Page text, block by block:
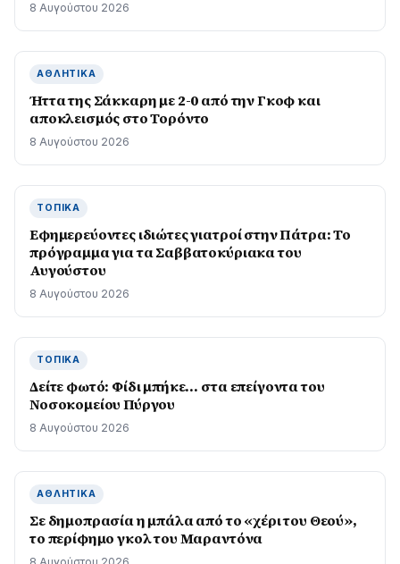
8 Αυγούστου 2026
ΑΘΛΗΤΙΚΆ
Ήττα της Σάκκαρη με 2-0 από την Γκοφ και
αποκλεισμός στο Τορόντο
8 Αυγούστου 2026
ΤΟΠΙΚΆ
Εφημερεύοντες ιδιώτες γιατροί στην Πάτρα: Το
πρόγραμμα για τα Σαββατοκύριακα του
Αυγούστου
8 Αυγούστου 2026
ΤΟΠΙΚΆ
Δείτε φωτό: Φίδι μπήκε… στα επείγοντα του
Νοσοκομείου Πύργου
8 Αυγούστου 2026
ΑΘΛΗΤΙΚΆ
Σε δημοπρασία η μπάλα από το «χέρι του Θεού»,
το περίφημο γκολ του Μαραντόνα